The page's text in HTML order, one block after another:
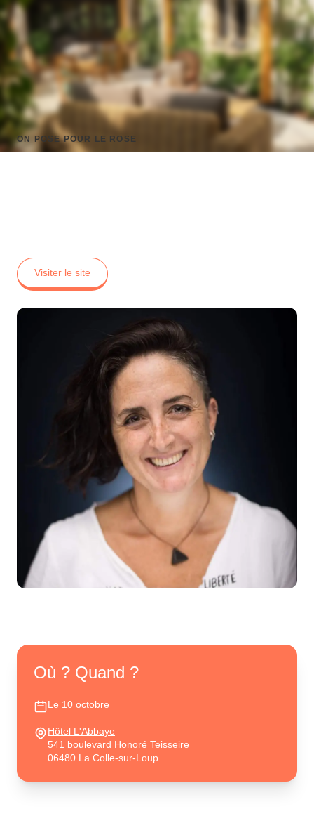
ON POSE POUR LE ROSE
Visiter le site
Où ? Quand ?
Le 10 octobre
Hôtel L'Abbaye
541 boulevard Honoré Teisseire
06480 La Colle-sur-Loup